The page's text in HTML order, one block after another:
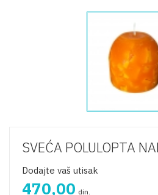
SVEĆA POLULOPTA
Dodajte vaš utisak
470,00 din.